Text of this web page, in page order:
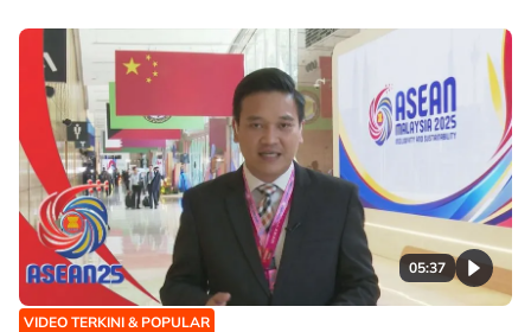
05:37
VIDEO TERKINI & POPULAR